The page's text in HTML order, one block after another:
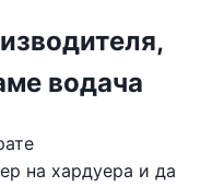
водача
на хардуера и да